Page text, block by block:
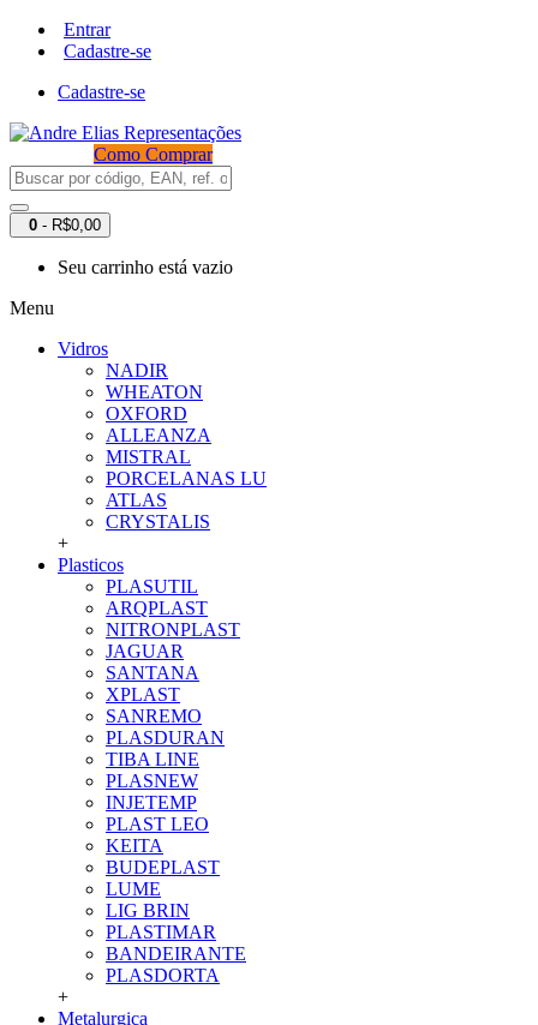
Entrar
Cadastre-se
Cadastre-se
Como Comprar
0 - R$0,00
Seu carrinho está vazio
Menu
Vidros
NADIR
WHEATON
OXFORD
ALLEANZA
MISTRAL
PORCELANAS LU
ATLAS
CRYSTALIS
+
Plasticos
PLASUTIL
ARQPLAST
NITRONPLAST
JAGUAR
SANTANA
XPLAST
SANREMO
PLASDURAN
TIBA LINE
PLASNEW
INJETEMP
PLAST LEO
KEITA
BUDEPLAST
LUME
LIG BRIN
PLASTIMAR
BANDEIRANTE
PLASDORTA
+
Metalurgica